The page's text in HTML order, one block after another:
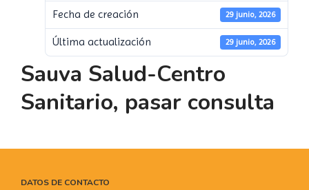
Fecha de creación 29 junio, 2026
Última actualización 29 junio, 2026
Sauva Salud-Centro
Sanitario, pasar consulta
DATOS DE CONTACTO